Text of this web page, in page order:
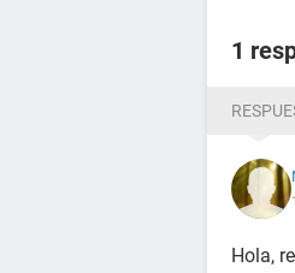
1
Hola,